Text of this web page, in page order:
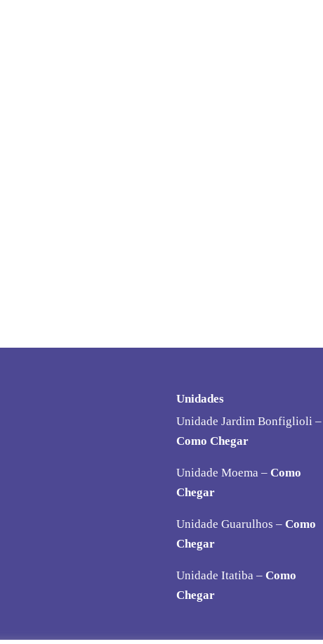
Unidades
Unidade Jardim Bonfiglioli –
Como Chegar
Unidade Moema – Como
Chegar
Unidade Guarulhos – Como
Chegar
Unidade Itatiba – Como
Chegar